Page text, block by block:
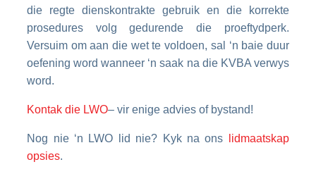
die regte dienskontrakte gebruik en die korrekte
prosedures volg gedurende die proeftydperk.
Versuim om aan die wet te voldoen, sal ‘n baie duur
oefening word wanneer ‘n saak na die KVBA verwys
word.
Kontak die LWO– vir enige advies of bystand!
Nog nie ‘n LWO lid nie? Kyk na ons
lidmaatskap
opsies.